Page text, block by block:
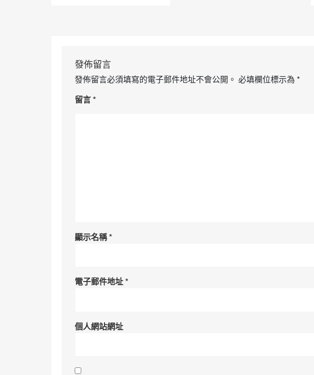
發佈留言
發佈留言必須填寫的電子郵件地址不會公開。 必填欄位標示為 *
留言*
顯示名稱*
電子郵件地址*
個人網站網址